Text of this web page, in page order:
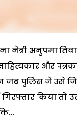
नेत्री अनुपमा
और
जब पुलिस ने उसे
किया तो